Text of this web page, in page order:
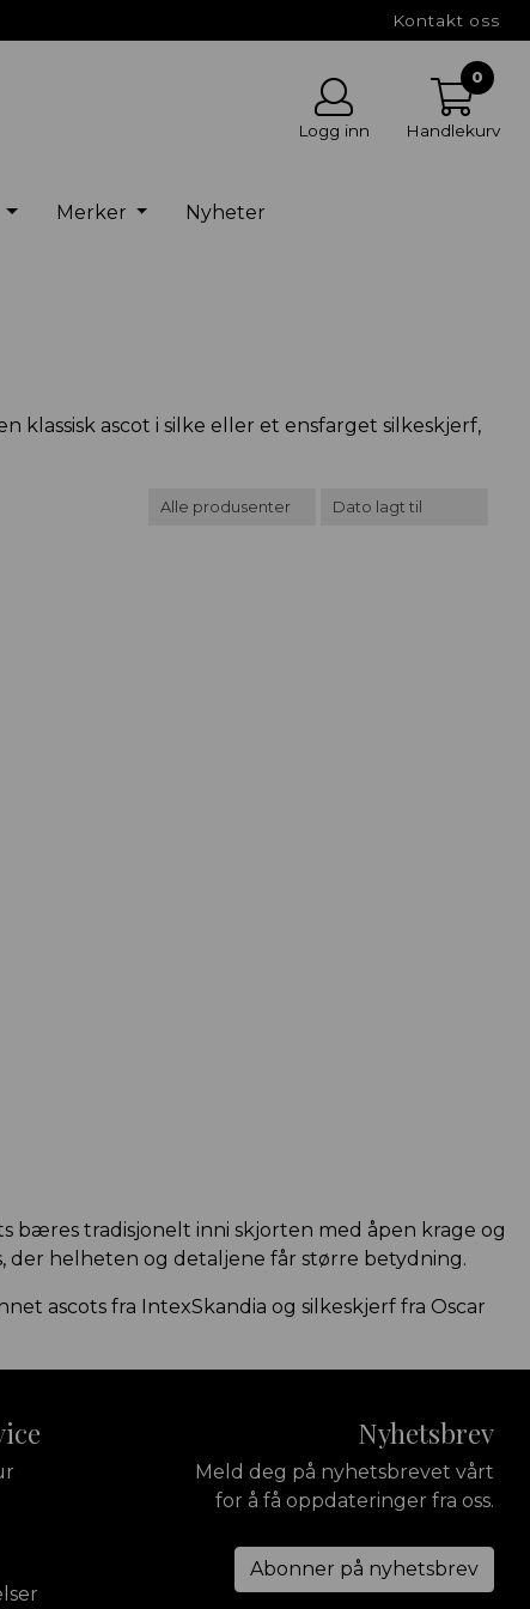
Kontakt oss
Logg inn
0
Handlekurv
Merker Nyheter
ascot i silke eller et ensfarget silkeskjerf,
bæres tradisjonelt inni skjorten med åpen krage og
helheten og detaljene får større betydning.
ascots fra IntexSkandia og silkeskjerf fra Oscar
Nyhetsbrev
Meld deg på nyhetsbrevet vårt
for å få oppdateringer fra oss.
Abonner på nyhetsbrev